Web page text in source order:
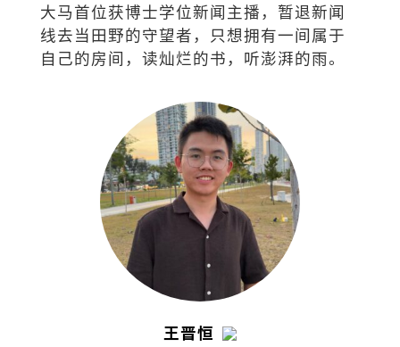
大马首位获博士学位新闻主播，暂退新闻
线去当田野的守望者，只想拥有一间属于
自己的房间，读灿烂的书，听澎湃的雨。
王晋恒